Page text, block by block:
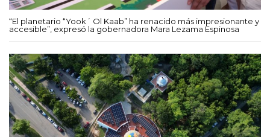
“El planetario “Yook´ Ol Kaab” ha renacido más impresionante y
accesible”, expresó la gobernadora Mara Lezama Espinosa